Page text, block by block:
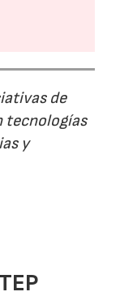
de
tecnologías
y